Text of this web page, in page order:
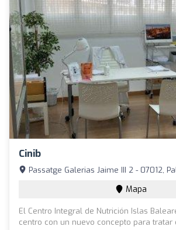
Cinib
Passatge Galerias Jaime III 2 - 07012,
Mapa
El Centro Integral de Nutrición Islas
centro con un nuevo concepto para tratar